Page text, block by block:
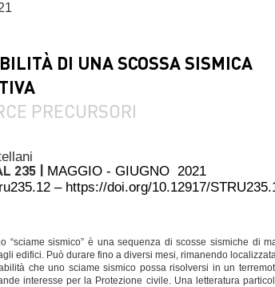
DI UNA SCOSSA SISMICA
PRECURSORI
235 | MAGGIO - GIUGNO 2021
– https://doi.org/10.12917/
“sciame sismico” è una sequenza di scosse sismiche di
edifici. Può durare fino a diversi mesi, rimanendo
che uno sciame sismico possa risolversi in un
interesse per la Protezione civile. Una letteratura